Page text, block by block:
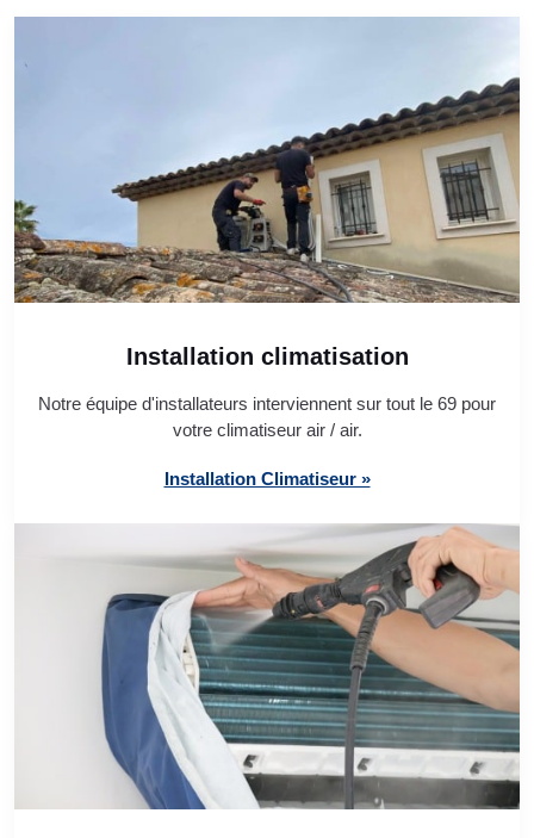
Installation climatisation
Notre équipe d'installateurs interviennent sur tout le 69 pour
votre climatiseur air / air.
Installation Climatiseur »